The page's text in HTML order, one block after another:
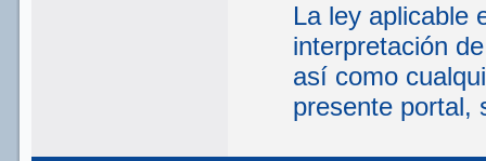
La ley aplicable
interpretación
así como
presente portal,